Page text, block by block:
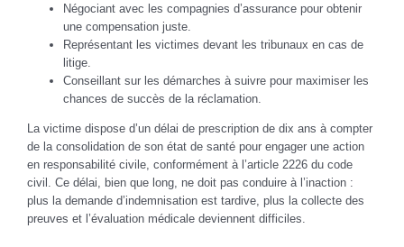
Négociant avec les compagnies d’assurance pour obtenir
une compensation juste.
Représentant les victimes devant les tribunaux en cas de
litige.
Conseillant sur les démarches à suivre pour maximiser les
chances de succès de la réclamation.
La victime dispose d’un délai de prescription de dix ans à compter
de la consolidation de son état de santé pour engager une action
en responsabilité civile, conformément à l’article 2226 du code
civil. Ce délai, bien que long, ne doit pas conduire à l’inaction :
plus la demande d’indemnisation est tardive, plus la collecte des
preuves et l’évaluation médicale deviennent difficiles.